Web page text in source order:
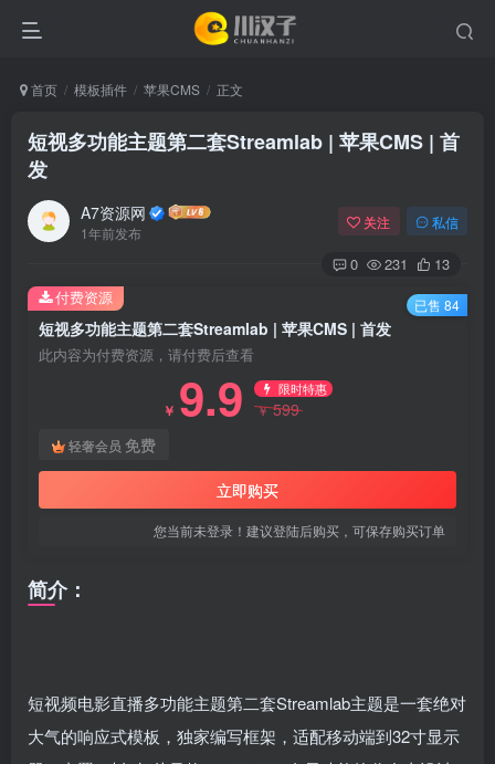
首页 模板插件 苹果CMS 正文
短视多功能主题第二套Streamlab | 苹果CMS | 首
发
A7资源网
1年前发布
关注 私信
0 231 13
短视多功能主题第二套Streamlab | 苹果CMS | 首发
此内容为付费资源，请付费后查看
￥ 9.9 限时特惠
￥599
轻奢会员 免费
立即购买
您当前未登录！建议登陆后购买，可保存购买订单
付费资源 已售 84
简介：
短视频电影直播多功能主题第二套Streamlab主题是一套绝对
大气的响应式模板，独家编写框架，适配移动端到32寸显示